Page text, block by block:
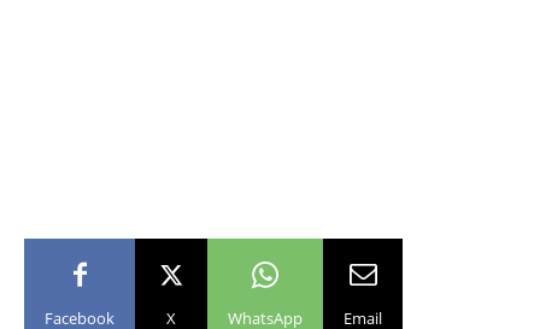
Facebook X WhatsApp Email